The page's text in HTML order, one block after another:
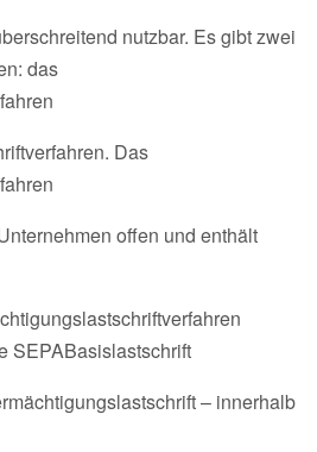
nutzbar. Es gibt zwei
das
Das
offen und enthält
SEPABasislastschrift
– innerhalb